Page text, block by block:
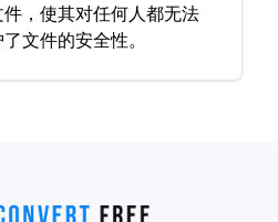
，使其对任何人都无法
文件的安全性。